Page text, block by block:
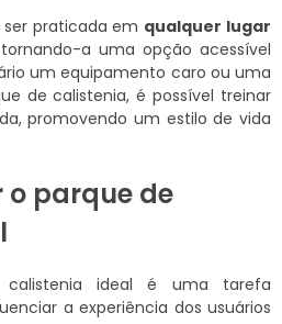
praticada em qualquer lugar
a uma opção acessível
um equipamento caro ou uma
de calistenia, é possível treinar
promovendo um estilo de vida
o parque de
ideal é uma tarefa
a experiência dos usuários